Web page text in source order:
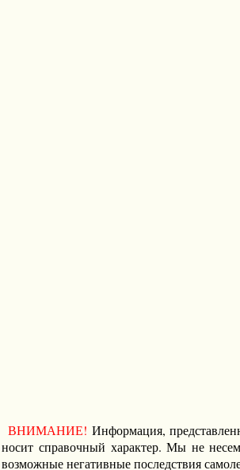
ВНИМАНИЕ! Информация,
носит справочный характер. Мы не несем
возможные негативные последствия